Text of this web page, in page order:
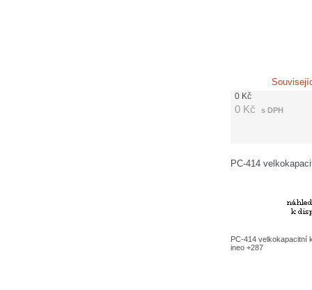
0 Kč
0 Kč s DPH
PC-414
PC-414 velkokapacitní
ineo +287